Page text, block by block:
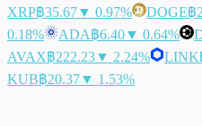
XRP฿35.67▼ 0.97% DOGE฿
0.18%
ADA฿6.40▼ 0.64%
AVAX฿222.23▼ 2.24% LINK
KUB฿20.37▼ 1.53%